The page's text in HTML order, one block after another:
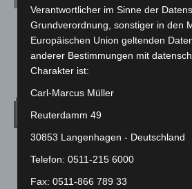
LANGENHAGEN
Verantwortlicher im Sinne der
Grundverordnung, sonstiger in den
Europäischen Union geltenden
anderer Bestimmungen mit
Charakter ist:
Carl-Marcus Müller
Reuterdamm 49
30853 Langenhagen - Deutschland
Telefon: 0511-215 6000
Fax: 0511-866 789 33